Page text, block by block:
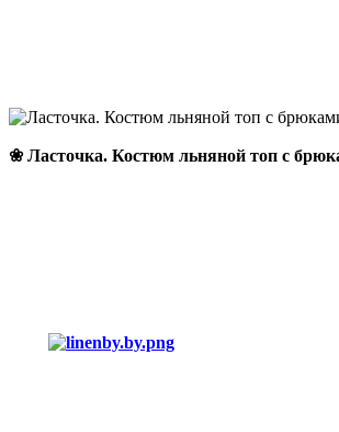
❀ Ласточка. Костюм льняной топ с